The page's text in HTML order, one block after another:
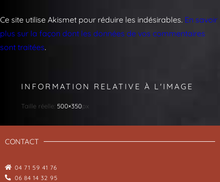
Ce site utilise Akismet pour réduire les indésirables. En savoir
plus sur la façon dont les données de vos commentaires
sont traitées.
INFORMATION RELATIVE À L'IMAGE
Taille réelle: 500×350px
CONTACT
04 71 59 41 76
06 84 14 32 95